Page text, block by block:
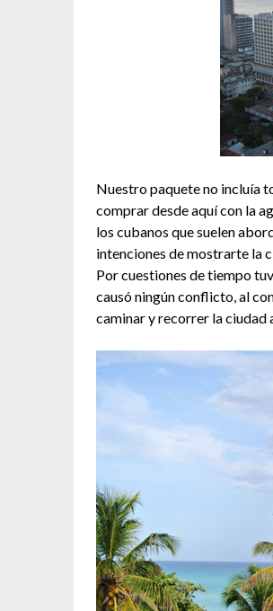
Nuestro paquete no incluía
comprar desde aquí con la
los cubanos que suelen
intenciones de mostrarte la
Por cuestiones de tiempo
causó ningún conflicto, al
caminar y recorrer la ciudad